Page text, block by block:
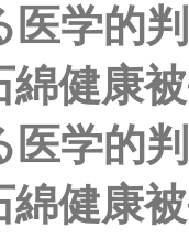
医学的
綿健康
医学的
綿健康